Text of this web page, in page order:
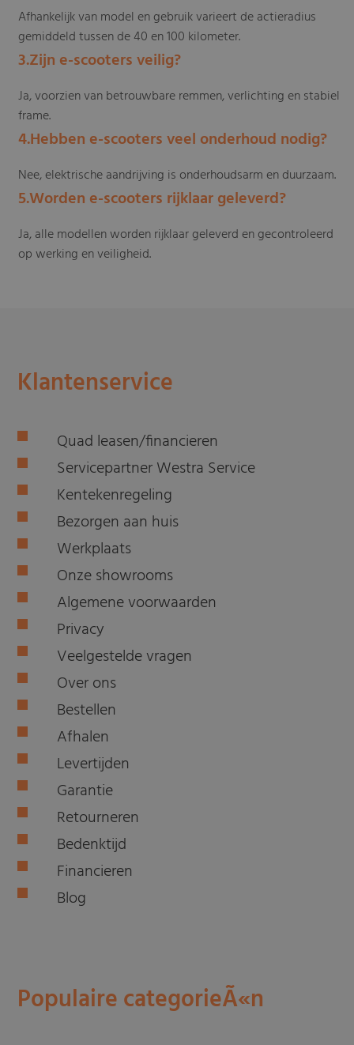
Afhankelijk van model en gebruik varieert de actieradius
gemiddeld tussen de 40 en 100 kilometer.
3.Zijn e-scooters veilig?
Ja, voorzien van betrouwbare remmen, verlichting en stabiel
frame.
4.Hebben e-scooters veel onderhoud nodig?
Nee, elektrische aandrijving is onderhoudsarm en duurzaam.
5.Worden e-scooters rijklaar geleverd?
Ja, alle modellen worden rijklaar geleverd en gecontroleerd
op werking en veiligheid.
Klantenservice
Quad leasen/financieren
Servicepartner Westra Service
Kentekenregeling
Bezorgen aan huis
Werkplaats
Onze showrooms
Algemene voorwaarden
Privacy
Veelgestelde vragen
Over ons
Bestellen
Afhalen
Levertijden
Garantie
Retourneren
Bedenktijd
Financieren
Blog
Populaire categorieÃ«n